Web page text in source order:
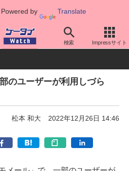
Powered by Translate
検索 Impressサイト
ドコモ 通信障害
のユーザーが利用しづら
松本 和大 2022年12月26日 14:46